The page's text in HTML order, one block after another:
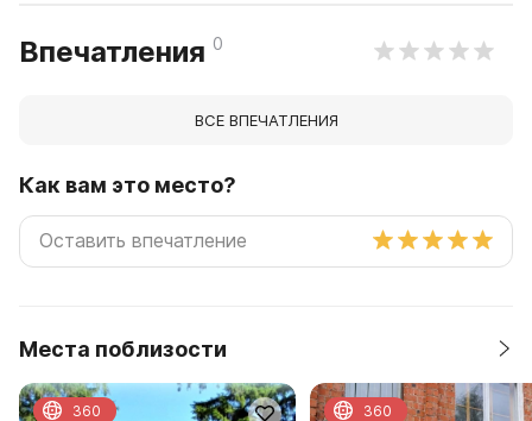
Впечатления 0
ВСЕ ВПЕЧАТЛЕНИЯ
Как вам это место?
Места поблизости
360 360